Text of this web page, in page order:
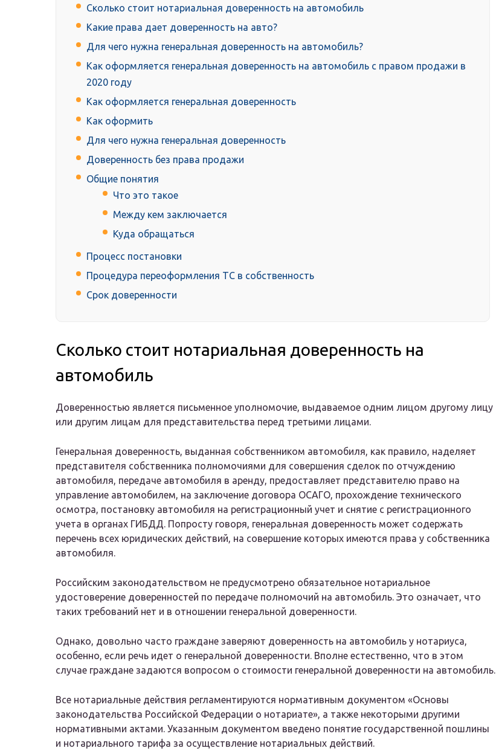
Сколько стоит нотариальная доверенность на автомобиль
Какие права дает доверенность на авто?
Для чего нужна генеральная доверенность на автомобиль?
Как оформляется генеральная доверенность на автомобиль с правом продажи в
2020 году
Как оформляется генеральная доверенность
Как оформить
Для чего нужна генеральная доверенность
Доверенность без права продажи
Общие понятия
Что это такое
Между кем заключается
Куда обращаться
Процесс постановки
Процедура переоформления ТС в собственность
Срок доверенности
Сколько стоит нотариальная доверенность на
автомобиль
Доверенностью является письменное уполномочие, выдаваемое одним лицом другому лицу
или другим лицам для представительства перед третьими лицами.
Генеральная доверенность, выданная собственником автомобиля, как правило, наделяет
представителя собственника полномочиями для совершения сделок по отчуждению
автомобиля, передаче автомобиля в аренду, предоставляет представителю право на
управление автомобилем, на заключение договора ОСАГО, прохождение технического
осмотра, постановку автомобиля на регистрационный учет и снятие с регистрационного
учета в органах ГИБДД. Попросту говоря, генеральная доверенность может содержать
перечень всех юридических действий, на совершение которых имеются права у собственника
автомобиля.
Российским законодательством не предусмотрено обязательное нотариальное
удостоверение доверенностей по передаче полномочий на автомобиль. Это означает, что
таких требований нет и в отношении генеральной доверенности.
Однако, довольно часто граждане заверяют доверенность на автомобиль у нотариуса,
особенно, если речь идет о генеральной доверенности. Вполне естественно, что в этом
случае граждане задаются вопросом о стоимости генеральной доверенности на автомобиль.
Все нотариальные действия регламентируются нормативным документом «Основы
законодательства Российской Федерации о нотариате», а также некоторыми другими
нормативными актами. Указанным документом введено понятие государственной пошлины
и нотариального тарифа за осуществление нотариальных действий.